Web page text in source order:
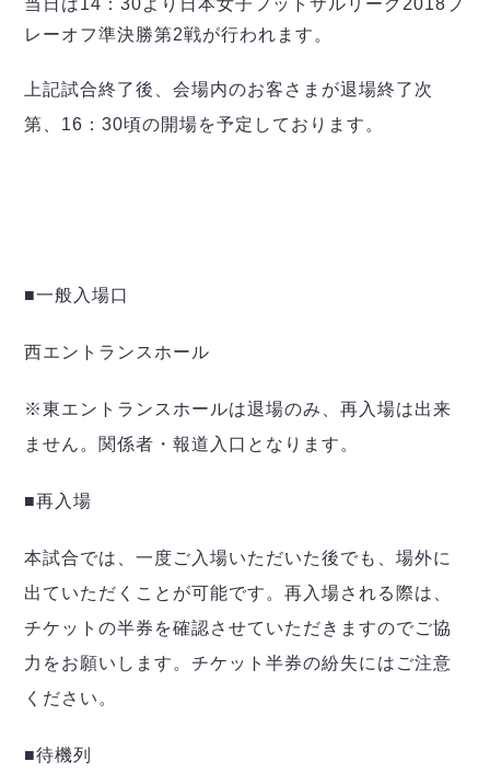
当日は14：30より日本女子フットサルリーグ2018プ
レーオフ準決勝第2戦が行われます。
上記試合終了後、会場内のお客さまが退場終了次
第、16：30頃の開場を予定しております。
■一般入場口
西エントランスホール
※東エントランスホールは退場のみ、再入場は出来
ません。関係者・報道入口となります。
■再入場
本試合では、一度ご入場いただいた後でも、場外に
出ていただくことが可能です。再入場される際は、
チケットの半券を確認させていただきますのでご協
力をお願いします。チケット半券の紛失にはご注意
ください。
■待機列